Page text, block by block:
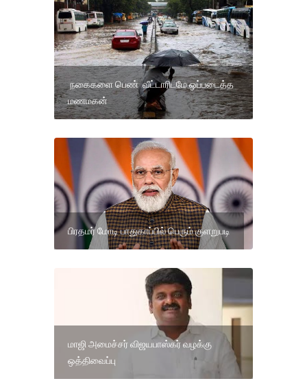
நகைகளை பெண் வீட்டாரிடமே ஒப்படைத்த
மணமகன்
பிரதமர் மோடி பாதுகாப்பில் பெரும் குளறுபடி
மாஜி அமைச்சர் விஜயபாஸ்கர் வழக்கு
ஒத்திவைப்பு